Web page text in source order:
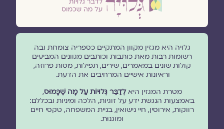
גלויה היא מגזין מקוון המתקיים כספריה צומחת ובה
רשומות רבות מאת כותבות וכותבים מגוונים המביעים
קולות שונים במאמרים, שירים, תפילות, מסות פרוזה,
וראיונות אישיים המרחיבים את הדעת.
מטרת המגזין היאלְדַבֵּר גְּלוּיוֹת עַל מָה שֶׁכָּמוּס,
באמצעות הנגשת ידע על זוגיות, הלכה ומיניות ובכללם:
רווקות, אירוסין, חיי נישואין, בניית המשפחה, טקסי חיים
ומוגנוּת.